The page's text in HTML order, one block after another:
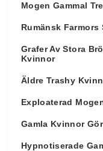
Mogen Gammal
Rumänsk Farmors
Grafer Av Stora
Kvinnor
Äldre Trashy
Exploaterad
Gamla Kvinnor
Hypnotiserade